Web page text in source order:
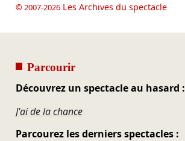
© 2007-2026Les Archives du spectacle
Parcourir
Découvrez un spectacle au hasard :
J'ai de la chance
Parcourez les derniers spectacles :